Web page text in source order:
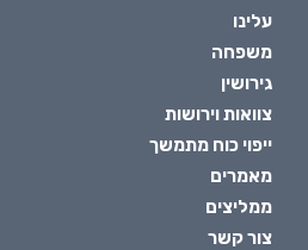
עלינו
משפחה
גירושין
צוואות וירושות
ייפוי כוח מתמשך
מאמרים
ממליצים
צור קשר